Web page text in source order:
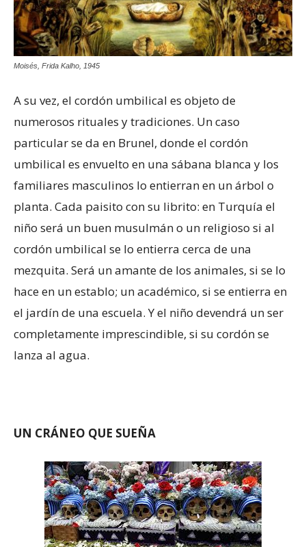
Moisés, Frida Kalho, 1945
A su vez, el cordón umbilical es objeto de
numerosos rituales y tradiciones. Un caso
particular se da en Brunel, donde el cordón
umbilical es envuelto en una sábana blanca y los
familiares masculinos lo entierran en un árbol o
planta. Cada paisito con su librito: en Turquía el
niño será un buen musulmán o un religioso si al
cordón umbilical se lo entierra cerca de una
mezquita. Será un amante de los animales, si se lo
hace en un establo; un académico, si se entierra en
el jardín de una escuela. Y el niño devendrá un ser
completamente imprescindible, si su cordón se
lanza al agua.
UN CRÁNEO QUE SUEÑA